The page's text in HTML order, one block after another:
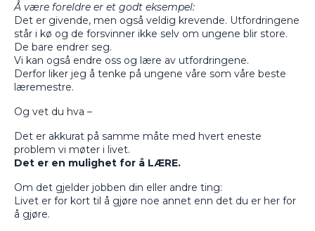
Å være foreldre er et godt eksempel:
Det er givende, men også veldig krevende. Utfordringene
står i kø og de forsvinner ikke selv om ungene blir store.
De bare endrer seg.
Vi kan også endre oss og lære av utfordringene.
Derfor liker jeg å tenke på ungene våre som våre beste
læremestre.
Og vet du hva –
Det er akkurat på samme måte med hvert eneste
problem vi møter i livet.
Det er en mulighet for å LÆRE.
Om det gjelder jobben din eller andre ting:
Livet er for kort til å gjøre noe annet enn det du er her for
å gjøre.